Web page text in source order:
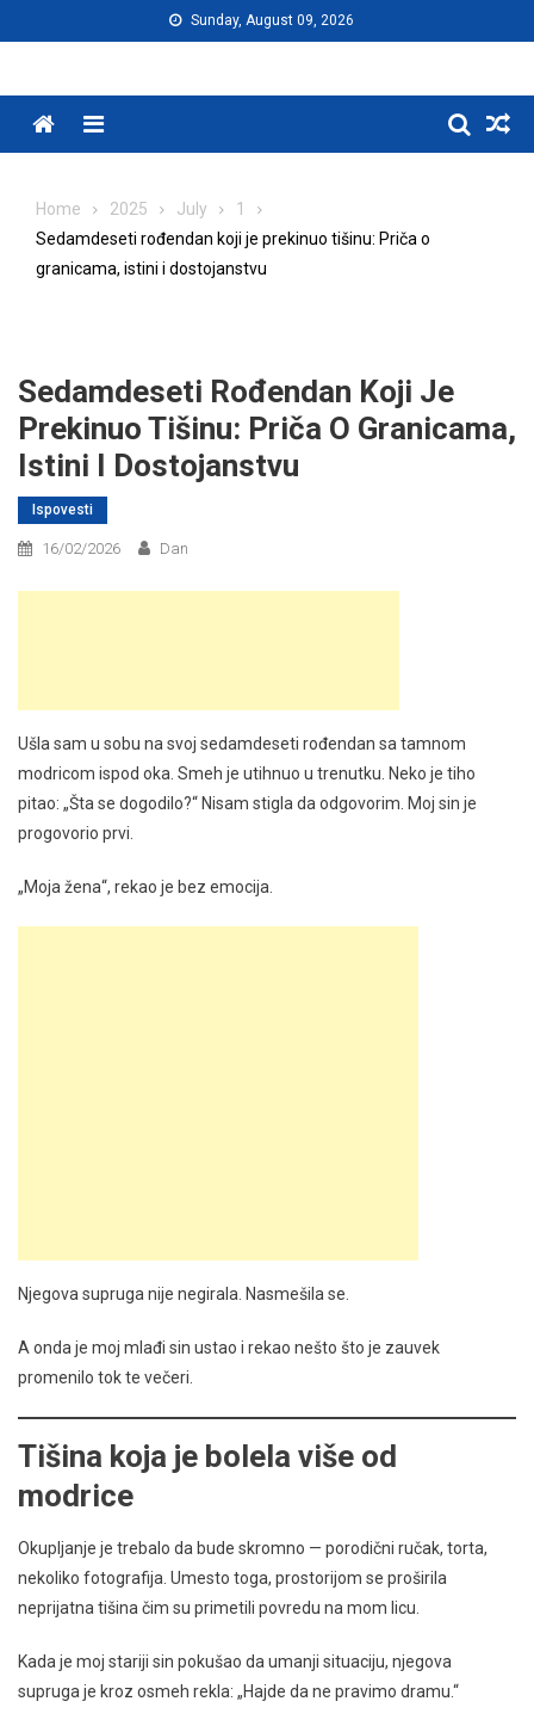
to
Sunday, August 09, 2026
Menu
Home 2025 July
1
Sedamdeseti rođendan koji je prekinuo tišinu: Priča o
granicama, istini i dostojanstvu
Sedamdeseti Rođendan Koji Je
Prekinuo Tišinu: Priča O Granicama,
Istini I Dostojanstvu
Ispovesti
16/02/2026 Dan
Ušla sam u sobu na svoj sedamdeseti rođendan sa tamnom
modricom ispod oka. Smeh je utihnuo u trenutku. Neko je tiho
pitao: „Šta se dogodilo?“ Nisam stigla da odgovorim. Moj sin je
progovorio prvi.
„Moja žena“, rekao je bez emocija.
Njegova supruga nije negirala. Nasmešila se.
A onda je moj mlađi sin ustao i rekao nešto što je zauvek
promenilo tok te večeri.
Tišina koja je bolela više od
modrice
Okupljanje je trebalo da bude skromno — porodični ručak, torta,
nekoliko fotografija. Umesto toga, prostorijom se proširila
neprijatna tišina čim su primetili povredu na mom licu.
Kada je moj stariji sin pokušao da umanji situaciju, njegova
supruga je kroz osmeh rekla: „Hajde da ne pravimo dramu.“